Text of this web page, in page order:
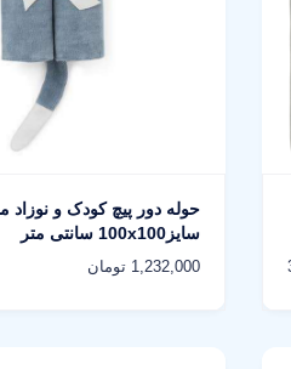
سایز100x100 سانتی متر
1,232,000 تومان